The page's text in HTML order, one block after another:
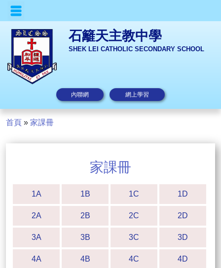
石籬天主教中學
SHEK LEI CATHOLIC SECONDARY SCHOOL
內聯網 網上學習
首頁 » 家課冊
家課冊
1A 1B 1C 1D
2A 2B 2C 2D
3A 3B 3C 3D
4A 4B 4C 4D